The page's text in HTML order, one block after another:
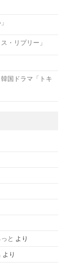
・リプリー」
韓国ドラマ「トキ
と より
より